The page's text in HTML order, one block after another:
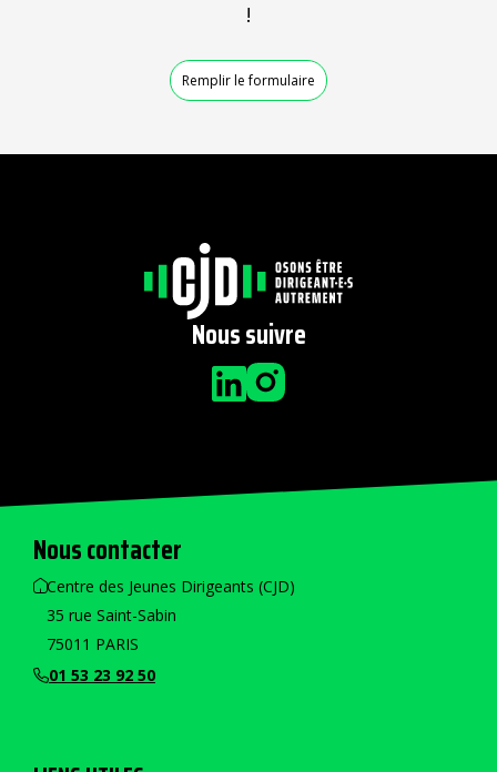
!
Remplir le formulaire
Nous suivre
Nous contacter
Centre des Jeunes Dirigeants (CJD)
35 rue Saint-Sabin
75011 PARIS
01 53 23 92 50